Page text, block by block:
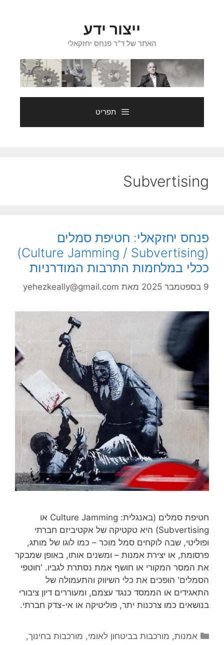
ייצור ידע
האתר של ד"ר פנחס יחזקאלי
תפריט
Subvertising
פנחס יחזקאלי: חטיפת סמלים
(Culture Jamming / Subvertising)
ככלי במלחמות התרבות המודרניות
9 בספטמבר 2025 מאת yehezkeally@gmail.com
חטיפת סמלים (באנגלית: Culture Jamming או
Subvertising) היא טקטיקה של אקטיביזם חברתי
ופוליטי, שבה לוקחים סמל מוכר – כמו לוגו של מותג,
פרסומת, או יצירת אמנות – ומשנים אותו, באופן שמבקר
את המסר המקורי או חושף אמת נסתרת לגביו. 'חוטפי
הסמלים' הופכים את כלי השיווק והתעמולה של
התאגידים או הממסד כנגד עצמם, ומעוררים דיון ציבורי
בנושאים כמו צרכנות יתר, פוליטיקה או אי-צדק חברתי.
קטגוריות
אמנות, מורכבות בביטחון לאומי, מורכבות בחינוך,